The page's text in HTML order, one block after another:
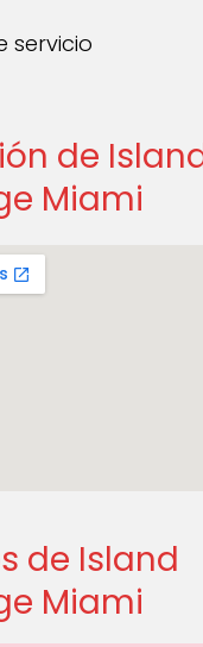
servicio
de
Miami
de Island
Miami